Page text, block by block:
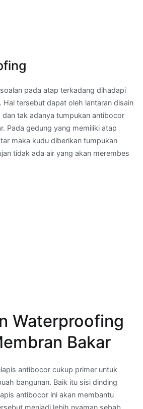
pada atap terkadang dihadapi
Hal tersebut dapat oleh lantaran disain
tak adanya tumpukan antibocor
Pada gedung yang memiliki atap
maka kudu diberikan tumpukan
tidak ada air yang akan merembes
Waterproofing
Bakar
antibocor cukup primer untuk
bangunan. Baik itu sisi dinding
antibocor ini akan membantu